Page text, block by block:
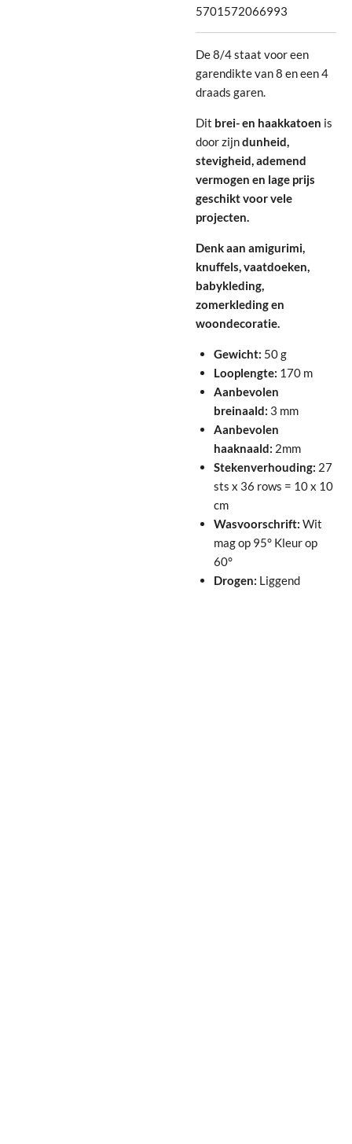
5701572066993
De 8/4 staat voor een
garendikte van 8 en een 4
draads garen.
Dit brei- en haakkatoen is
door zijndunheid,
stevigheid, ademend
vermogen en lage prijs
geschikt voor vele
projecten.
Denk aan amigurimi,
knuffels, vaatdoeken,
babykleding,
zomerkleding en
woondecoratie.
Gewicht: 50 g
Looplengte: 170 m
Aanbevolen
breinaald: 3 mm
Aanbevolen
haaknaald: 2mm
Stekenverhouding: 27
sts x 36 rows = 10 x 10
cm
Wasvoorschrift: Wit
mag op 95° Kleur op
60°
Drogen: Liggend